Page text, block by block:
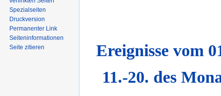
Ereignisse vom
11.-20. des
Spezialseiten
Druckversion
Permanenter Link
Seiten­informationen
Seite zitieren